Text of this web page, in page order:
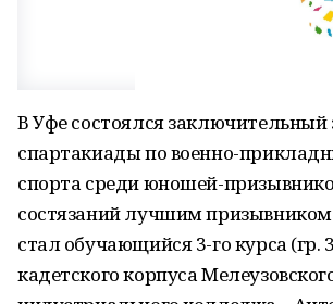
В Уфе состоялся заключительный
спартакиады по военно-
спорта среди юношей-
состязаний лучшим
стал обучающийся 3-го курса (гр.
кадетского корпуса